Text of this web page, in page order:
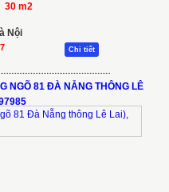
30 m2
Nội
Chi tiết
NGÕ 81 ĐÀ NẴNG THÔNG LÊ